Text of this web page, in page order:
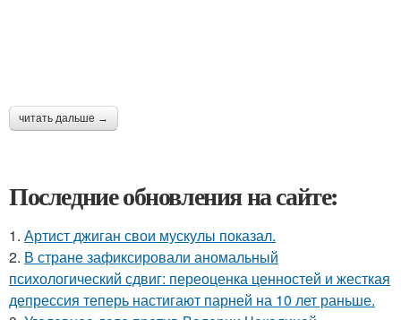
читать дальше →
Последние обновления на сайте:
1. Артист джиган свои мускулы показал.
2. В стране зафиксировали аномальный
психологический сдвиг: переоценка ценностей и жесткая
депрессия теперь настигают парней на 10 лет раньше.